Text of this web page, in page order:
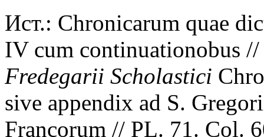
Ист.: Chronicarum quae
IV cum continuationobus
Fredegarii Scholastici
sive appendix ad S.
Francorum // PL. 71. Col.